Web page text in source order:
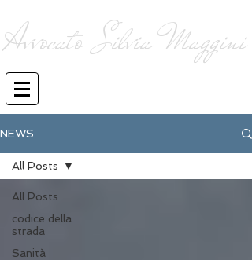
Avvocato Silvia Maggini
NEWS
All Posts
codice della
strada
Sanità
All Posts